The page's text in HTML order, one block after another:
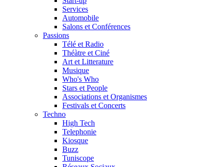
Services
Automobile
Salons et Conférences
Passions
Télé et Radio
Théàtre et Ciné
Art et Litterature
Musique
Who's Who
Stars et People
Associations et Organismes
Festivals et Concerts
Techno
High Tech
Telephonie
Kiosque
Buzz
Tuniscope